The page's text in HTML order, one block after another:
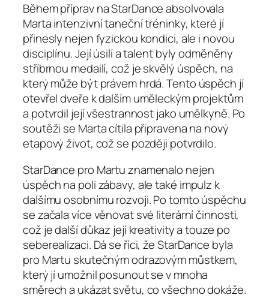
Během příprav na StarDance absolvovala
Marta intenzivní taneční tréninky, které jí
přinesly nejen fyzickou kondici, ale i novou
disciplínu. Její úsilí a talent byly odměněny
stříbrnou medailí, což je skvělý úspěch, na
který může být právem hrdá. Tento úspěch jí
otevřel dveře k dalším uměleckým projektům
a potvrdil její všestrannost jako umělkyně. Po
soutěži se Marta cítila připravena na nový
etapový život, což se později potvrdilo.
StarDance pro Martu znamenalo nejen
úspěch na poli zábavy, ale také impulz k
dalšímu osobnímu rozvoji. Po tomto úspěchu
se začala více věnovat své literární činnosti,
což je další důkaz její kreativity a touze po
seberealizaci. Dá se říci, že StarDance byla
pro Martu skutečným odrazovým můstkem,
který jí umožnil posunout se v mnoha
směrech a ukázat světu, co všechno dokáže.